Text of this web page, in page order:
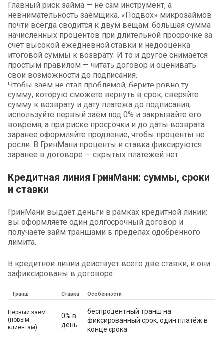
Главный риск займа — не сам инструмент, а
невнимательность заёмщика. «Подвох» микрозаймов
почти всегда сводится к двум вещам: большая сумма
начисленных процентов при длительной просрочке за
счёт высокой ежедневной ставки и недооценка
итоговой суммы к возврату. И то и другое снимается
простым правилом — читать договор и оценивать
свои возможности до подписания.
Чтобы заём не стал проблемой, берите ровно ту
сумму, которую сможете вернуть в срок, сверяйте
сумму к возврату и дату платежа до подписания,
используйте первый заём под 0% и закрывайте его
вовремя, а при риске просрочки и до даты возврата
заранее оформляйте продление, чтобы проценты не
росли. В ГринМани проценты и ставка фиксируются
заранее в договоре — скрытых платежей нет.
Кредитная линия ГринМани: суммы, сроки
и ставки
ГринМани выдаёт деньги в рамках кредитной линии:
вы оформляете один долгосрочный договор и
получаете займ траншами в пределах одобренного
лимита.
В кредитной линии действует всего две ставки, и они
зафиксированы в договоре:
Транш Ставка Особенности
Первый заём
(новым
клиентам)
0% в
день
беспроцентный транш на
фиксированный срок, один платёж в
конце срока